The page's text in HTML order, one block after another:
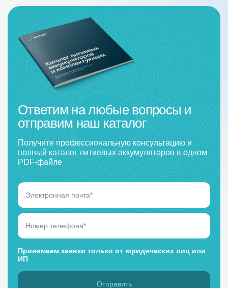
Ответим на любые вопросы и
отправим наш каталог
Получите профессиональную консультацию и
полный каталог литиевых аккумуляторов в одном
PDF-файле
Принимаем заявки только от юридических лиц или
ИП